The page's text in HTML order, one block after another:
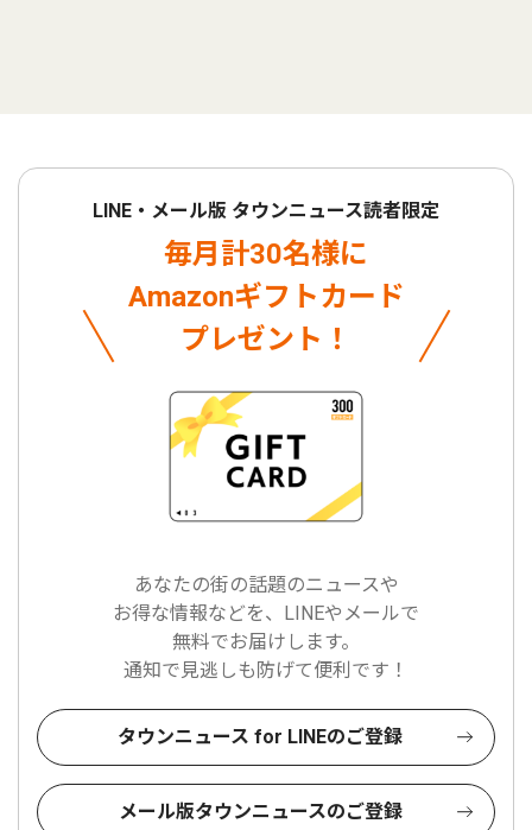
LINE・メール版 タウンニュース読者限定
毎月計30名様に
Amazonギフトカード
プレゼント！
あなたの街の話題のニュースや
お得な情報などを、LINEやメールで
無料でお届けします。
通知で見逃しも防げて便利です！
タウンニュース for LINEのご登録
メール版タウンニュースのご登録